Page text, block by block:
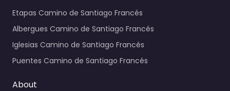
Etapas Camino de Santiago Francés
Albergues Camino de Santiago Francés
Iglesias Camino de Santiago Francés
Puentes Camino de Santiago Francés
About